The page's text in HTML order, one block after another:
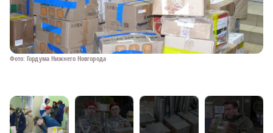
Фото: Гордума Нижнего Новгорода